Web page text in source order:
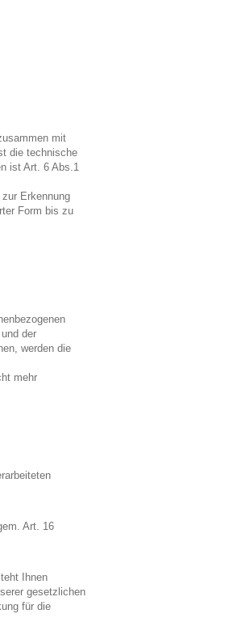
mit
die technische
ist Art. 6 Abs.1
Erkennung
Form bis zu
der
werden die
mehr
Art. 16
Ihnen
gesetzlichen
für die